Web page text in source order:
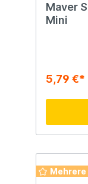
Maver
Mini
5,79 €*